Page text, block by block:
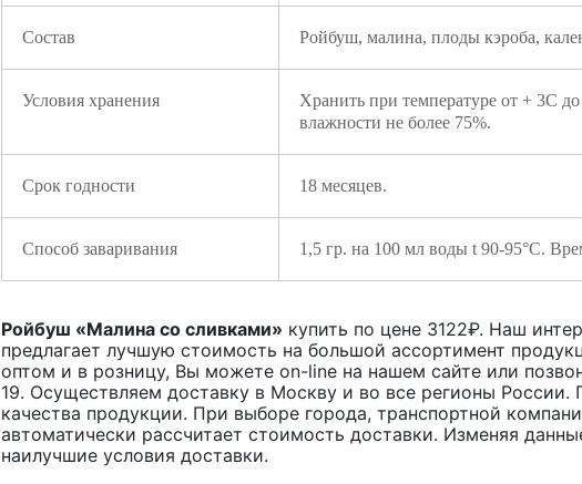
Состав Ройбуш, малина, плоды кэроба,
Условия хранения
Хранить при температуре от + 3С
влажности не более 75%.
Срок годности 18 месяцев.
Способ заваривания 1,5 гр. на 100 мл воды t 90-95°C.
Ройбуш «Малина со сливками» купить по цене 3122₽. Наш
предлагает лучшую стоимость на большой ассортимент
оптом и в розницу, Вы можете on-line на нашем сайте или
19. Осуществляем доставку в Москву и во все регионы России.
качества продукции. При выборе города, транспортной
автоматически рассчитает стоимость доставки. Изменяя
наилучшие условия доставки.